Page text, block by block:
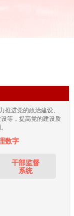
推进党的政治建设、
等，提高党的建设质
数字
干部监督
系统